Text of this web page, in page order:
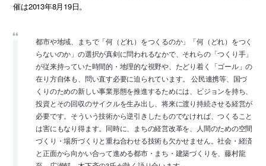
催は2013年8月19日。
都市や地域、まちで「何（どれ）をつくるのか」「何（どれ）をつく
らないのか」の選択が真剣に問われるなかで、それらの「つくり手」
が従来持っていた時間的・地理的な視野や、たどり着く「ゴール」の
在り方自体も、問い直す必要に迫られています。 公民連携等、国づ
くりのための新しい事業形態を推進するためには、ビジョンを持ち、
投資とその回収のサイクルを生み出し、将来に渡り持続させる経営が
必要です。そういう技術から逆引きしたものでなければ、つくること
は害にもなり得ます。同時に、まちの経営改革を、人間のための空間
づくり・場所づくりと重ね合わせる技術も欠かせません。社会・経済
と正面から向かい合って進める都市・まち・建築づくりを、藤村龍